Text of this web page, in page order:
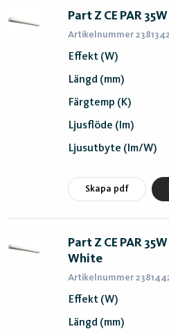
Part Z CE PAR
Artikelnummer
Effekt (W)
Längd (mm)
Färgtemp (K)
Ljusflöde (lm)
Ljusutbyte (lm/W)
Skapa pdf
Part Z CE PAR
White
Artikelnummer
Effekt (W)
Längd (mm)